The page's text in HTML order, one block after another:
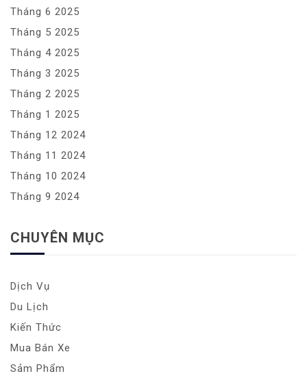
Tháng 6 2025
Tháng 5 2025
Tháng 4 2025
Tháng 3 2025
Tháng 2 2025
Tháng 1 2025
Tháng 12 2024
Tháng 11 2024
Tháng 10 2024
Tháng 9 2024
CHUYÊN MỤC
Dịch Vụ
Du Lịch
Kiến Thức
Mua Bán Xe
Sảm Phẩm